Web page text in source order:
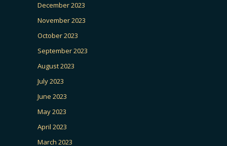
December 2023
November 2023
October 2023
September 2023
August 2023
July 2023
June 2023
May 2023
April 2023
March 2023